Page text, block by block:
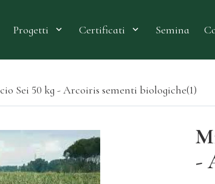
Progetti Certificati Semina
Sei 50 kg - Arcoiris sementi biologiche(1)
-